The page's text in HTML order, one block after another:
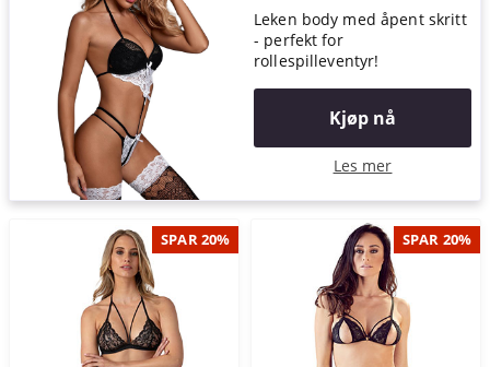
Leken body med åpent skritt
- perfekt for
rollespilleventyr!
Kjøp nå
Les mer
SPAR 20% SPAR 20%